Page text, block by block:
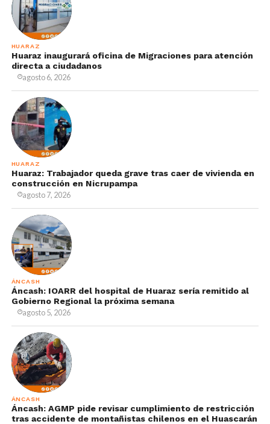
HUARAZ
Huaraz inaugurará oficina de Migraciones para atención
directa a ciudadanos
agosto 6, 2026
HUARAZ
Huaraz: Trabajador queda grave tras caer de vivienda en
construcción en Nicrupampa
agosto 7, 2026
ÁNCASH
Áncash: IOARR del hospital de Huaraz sería remitido al
Gobierno Regional la próxima semana
agosto 5, 2026
ÁNCASH
Áncash: AGMP pide revisar cumplimiento de restricción
tras accidente de montañistas chilenos en el Huascarán